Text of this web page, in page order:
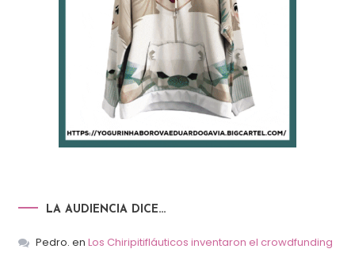
LA AUDIENCIA DICE…
Pedro. en Los Chiripitifláuticos inventaron el crowdfunding